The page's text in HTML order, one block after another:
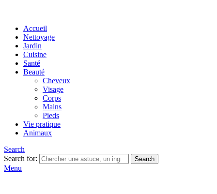
Accueil
Nettoyage
Jardin
Cuisine
Santé
Beauté
Cheveux
Visage
Corps
Mains
Pieds
Vie pratique
Animaux
Search
Search for:
Search
Menu